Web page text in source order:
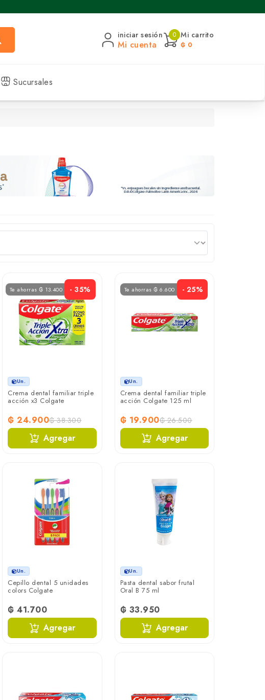
iniciar sesión
Mi cuenta
0 Mi carrito
₲ 0
Sucursales
Te ahorras ₲ 13.400 - 35%
Un.
Crema dental familiar triple
acción x3 Colgate
₲ 24.900₲ 38.300
Agregar
Te ahorras ₲ 6.600 - 25%
Un.
Crema dental familiar triple
acción Colgate 125 ml
₲ 19.900₲ 26.500
Agregar
Un.
Cepillo dental 5 unidades
colors Colgate
₲ 41.700
Agregar
Un.
Pasta dental sabor frutal
Oral B 75 ml
₲ 33.950
Agregar